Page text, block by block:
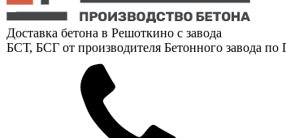
Доставка бетона в Решоткино с завода
БСТ, БСГ от производителя Бетонного завода